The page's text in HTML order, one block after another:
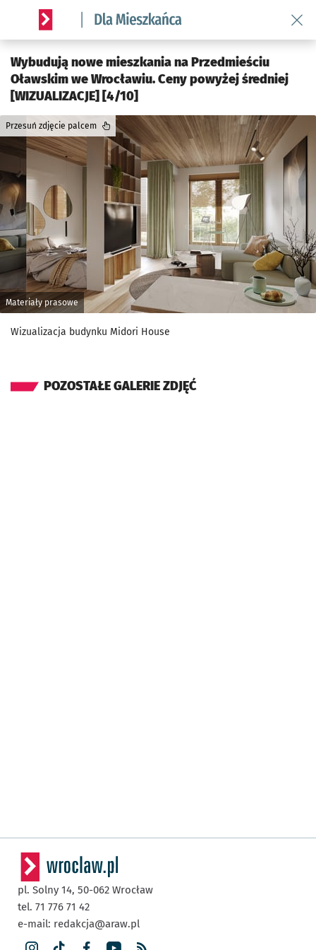
Serwis informacyjny wroclaw.pl podserwis: Dla mieszkańca
Wybudują nowe mieszkania na Przedmieściu
Oławskim we Wrocławiu. Ceny powyżej średniej
[WIZUALIZACJE] [4/10]
Materiały prasowe
Przesuń zdjęcie palcem
Wizualizacja budynku Midori House
POZOSTAŁE GALERIE ZDJĘĆ
pl. Solny 14, 50-062 Wrocław
tel. 71 776 71 42
e-mail: redakcja@araw.pl